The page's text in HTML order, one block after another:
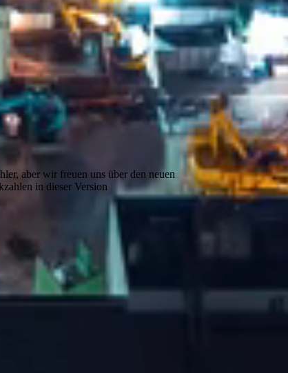
aber wir freuen uns über den neuen
in dieser Version